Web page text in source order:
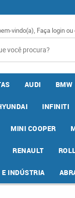
vindo(a), Faça loginou
AUDI BMW
INFINITI
MINI COOPER
RENAULT
INDÚSTRIA